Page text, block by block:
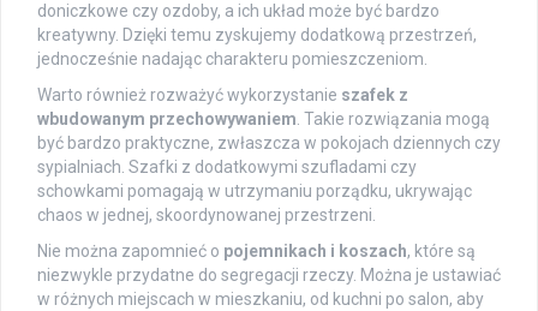
doniczkowe czy ozdoby, a ich układ może być bardzo
kreatywny. Dzięki temu zyskujemy dodatkową przestrzeń,
jednocześnie nadając charakteru pomieszczeniom.
Warto również rozważyć wykorzystanie szafek z
wbudowanym przechowywaniem . Takie rozwiązania mogą
być bardzo praktyczne, zwłaszcza w pokojach dziennych czy
sypialniach. Szafki z dodatkowymi szufladami czy
schowkami pomagają w utrzymaniu porządku, ukrywając
chaos w jednej, skoordynowanej przestrzeni.
Nie można zapomnieć o pojemnikach i koszach, które są
niezwykle przydatne do segregacji rzeczy. Można je ustawiać
w różnych miejscach w mieszkaniu, od kuchni po salon, aby